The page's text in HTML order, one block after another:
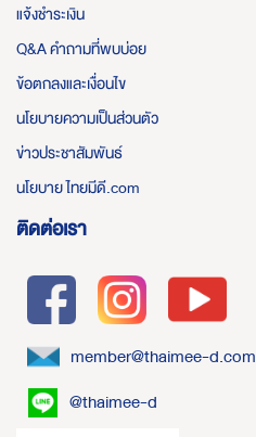
แจ้งชำระเงิน
Q&A คำถามที่พบบ่อย
ข้อตกลงและเงื่อนไข
นโยบายความเป็นส่วนตัว
ข่าวประชาสัมพันธ์
นโยบาย ไทยมีดี.com
ติดต่อเรา
member@thaimee-d.com
@thaimee-d